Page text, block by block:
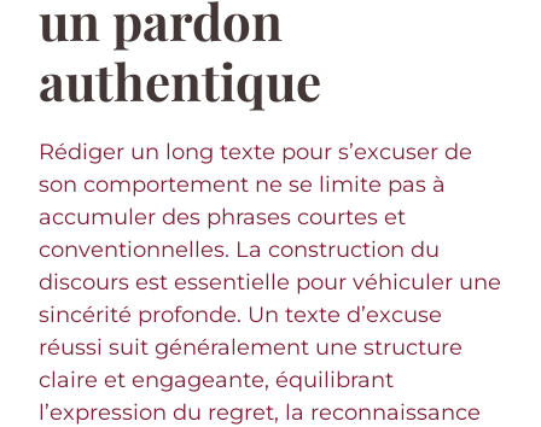
un pardon
authentique
Rédiger un long texte pour s’excuser de
son comportement ne se limite pas à
accumuler des phrases courtes et
conventionnelles. La construction du
discours est essentielle pour véhiculer une
sincérité profonde. Un texte d’excuse
réussi suit généralement une structure
claire et engageante, équilibrant
l’expression du regret, la reconnaissance